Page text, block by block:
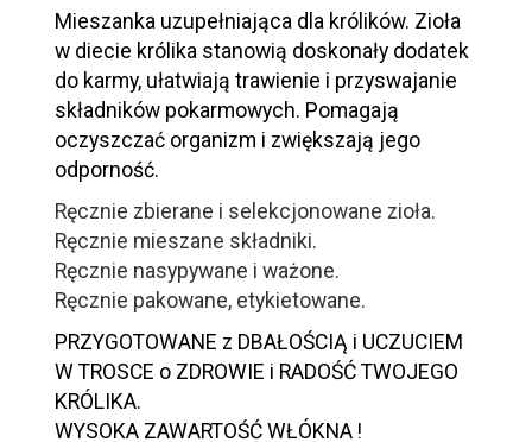
Mieszanka uzupełniająca dla królików. Zioła
w diecie królika stanowią doskonały dodatek
do karmy, ułatwiają trawienie i przyswajanie
składników pokarmowych. Pomagają
oczyszczać organizm i zwiększają jego
odporność.
Ręcznie zbierane i selekcjonowane zioła.
Ręcznie mieszane składniki.
Ręcznie nasypywane i ważone.
Ręcznie pakowane, etykietowane.
PRZYGOTOWANE z DBAŁOŚCIĄ i UCZUCIEM
W TROSCE o ZDROWIE i RADOŚĆ TWOJEGO
KRÓLIKA.
WYSOKA ZAWARTOŚĆ WŁÓKNA !